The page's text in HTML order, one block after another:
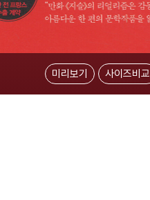
미리보기 사이즈비교